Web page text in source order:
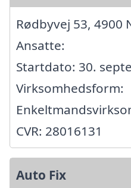
Rødbyvej 53, 4900
Ansatte:
Startdato: 30.
Virksomhedsform:
CVR: 28016131
Auto Fix